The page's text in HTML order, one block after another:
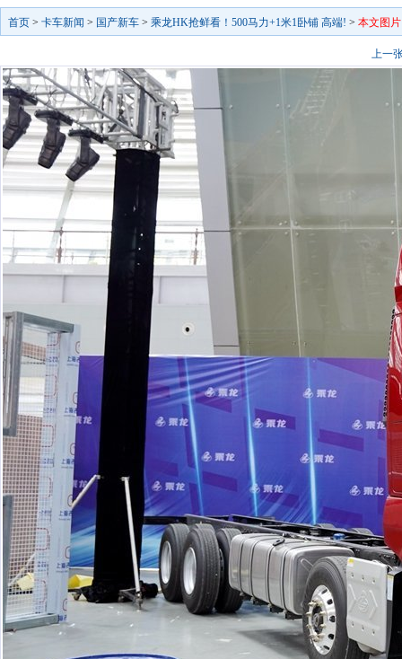
首页 > 卡车新闻 > 国产新车 > 乘龙HK抢鲜看！500马力+1米1卧铺 高端! > 本文图片
上一